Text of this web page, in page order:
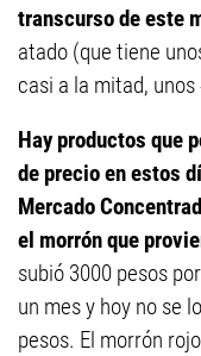
transcurso de este
atado (que tiene
casi a la mitad, unos
Hay productos que
de precio en estos
Mercado
el morrón que
subió 3000 pesos
un mes y hoy no se
pesos. El morrón